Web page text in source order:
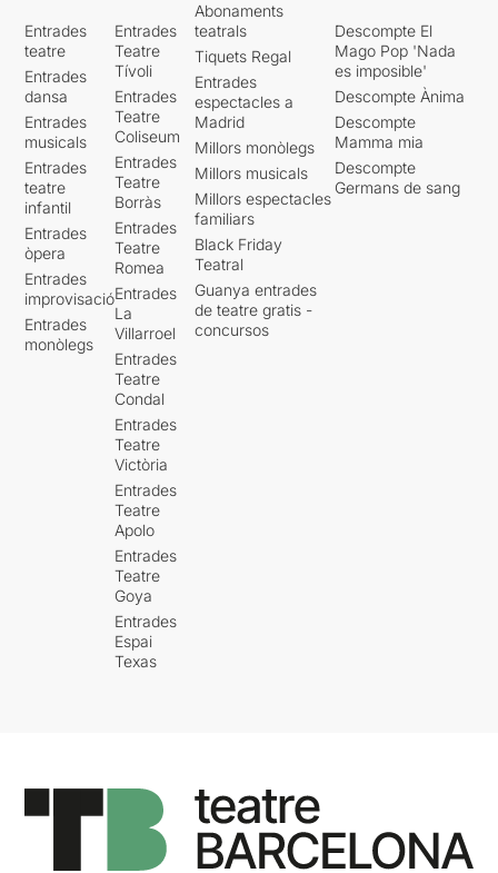
Entrades
teatre
Entrades
dansa
Entrades
musicals
Entrades
teatre
infantil
Entrades
òpera
Entrades
improvisació
Entrades
monòlegs
Entrades
Teatre
Tívoli
Entrades
Teatre
Coliseum
Entrades
Teatre
Borràs
Entrades
Teatre
Romea
Entrades
La
Villarroel
Entrades
Teatre
Condal
Entrades
Teatre
Victòria
Entrades
Teatre
Apolo
Entrades
Teatre
Goya
Entrades
Espai
Texas
Abonaments
teatrals
Tiquets Regal
Entrades
espectacles a
Madrid
Millors monòlegs
Millors musicals
Millors espectacles
familiars
Black Friday
Teatral
Guanya entrades
de teatre gratis -
concursos
Descompte El
Mago Pop 'Nada
es imposible'
Descompte Ànima
Descompte
Mamma mia
Descompte
Germans de sang